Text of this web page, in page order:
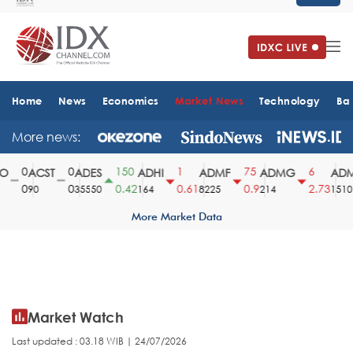
Home News Economics Market News Technology
More news:
ACST
90
ADES
35550
150
0.42
ADHI
164
0.61
ADMF
8225
75
0.9
ADMG
214
2.73
ADMR
1510
More Market Data
Market Watch
Last updated : 03.18 WIB | 24/07/2026